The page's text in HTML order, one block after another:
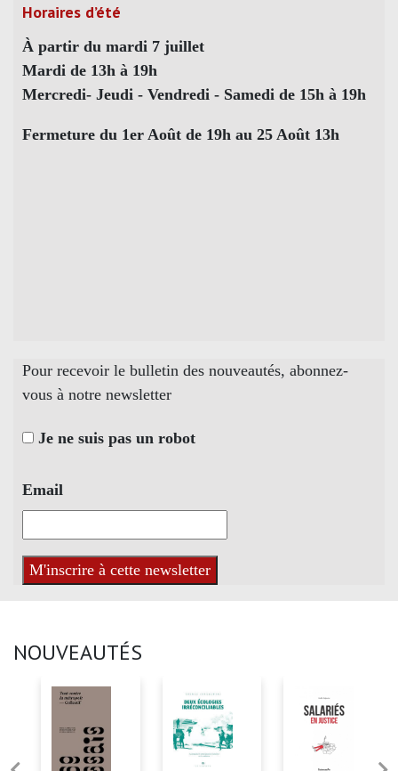
Horaires d’été
À partir du mardi 7 juillet
Mardi de 13h à 19h
Mercredi- Jeudi - Vendredi - Samedi de 15h à 19h
Fermeture du 1er Août de 19h au 25 Août 13h
Pour recevoir le bulletin des nouveautés, abonnez-
vous à notre newsletter
Je ne suis pas un robot
Email
NOUVEAUTÉS